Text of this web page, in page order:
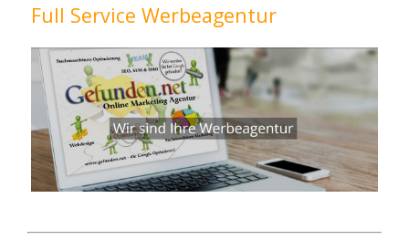
Full Service Werbeagentur